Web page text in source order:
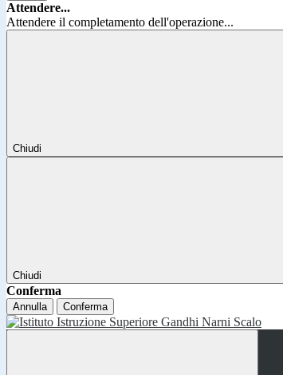
Attendere...
Attendere il completamento dell'operazione...
Chiudi
Chiudi
Conferma
Annulla Conferma